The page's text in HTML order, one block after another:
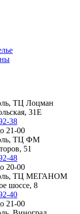
ТЦ Лоцман
31Е
38
21-00
ТЦ ФМ
51
48
20-00
ТЦ МЕГАНОМ
шоссе, 8
40
21-00